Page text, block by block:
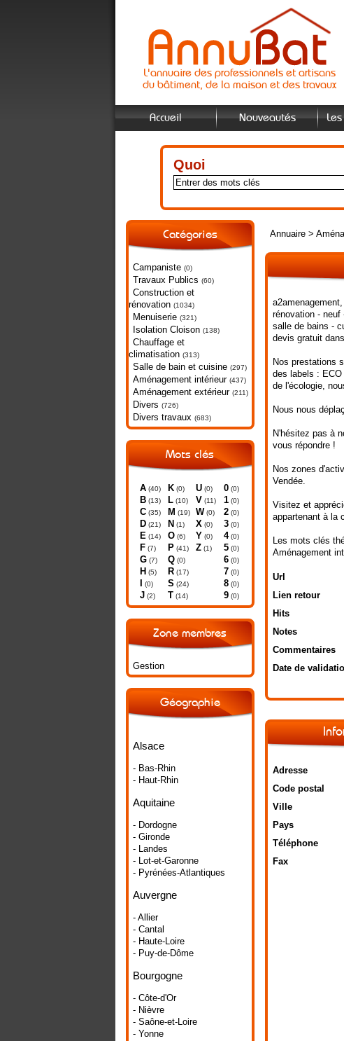
L'annuaire des professionnels et artisans
du bâtiment, de la maison et des travaux
Accueil Nouveautés
Quoi
Catégories
Campaniste (0)
Travaux Publics (60)
Construction et
rénovation (1034)
Menuiserie (321)
Isolation Cloison (138)
Chauffage et
climatisation (313)
Salle de bain et cuisine (297)
Aménagement intérieur (437)
Aménagement extérieur (211)
Divers (726)
Divers travaux (683)
Mots clés
A(40)
B(13)
C(35)
D(21)
E (14)
F(7)
G(7)
H (5)
(0)
J(2)
K(0)
L(10)
M (19)
N (1)
O(6)
P(41)
Q(0)
R(17)
S (24)
T (14)
U(0)
V (11)
W(0)
X (0)
Y (0)
Z(1)
0(0)
1(0)
2(0)
3(0)
4(0)
5(0)
6(0)
7(0)
8(0)
9(0)
Zone membres
Gestion
Géographie
Alsace
- Bas-Rhin
- Haut-Rhin
Aquitaine
- Dordogne
- Gironde
- Landes
- Lot-et-Garonne
- Pyrénées-Atlantiques
Auvergne
- Allier
- Cantal
- Haute-Loire
- Puy-de-Dôme
Bourgogne
- Côte-d'Or
- Nièvre
- Saône-et-Loire
- Yonne
Annuaire>
rénovation - neuf
salle de bains -
devis gratuit
Nos prestations
des labels :
de l'écologie,
Nous nous
N'hésitez pas à
vous répondre !
Nos zones
Vendée.
Visitez et
appartenant à la
Les mots clés
Aménagement
Url
Lien retour
Hits
Notes
Commentaires
Date de
Adresse
Code postal
Ville
Pays
Téléphone
Fax